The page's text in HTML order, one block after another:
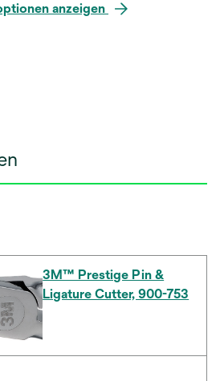
anzeigen
3M™ Prestige Pin &
Ligature Cutter, 900-753